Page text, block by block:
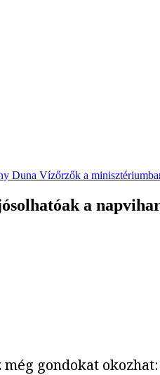
Duna Vízőrzők a
a
még gondokat